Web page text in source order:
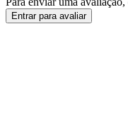
Entrar para avaliar